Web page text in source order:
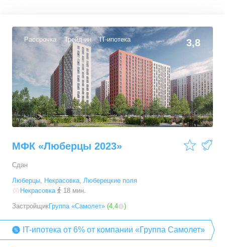
Рассрочка Трейд-ин IT-ипотека 3,8
МФК «Люберцы 2023»
Сдан
Люберцы, Некрасовка, Люберецкие поля
Некрасовка
18 мин.
ЗастройщикГруппа «Самолет» (4,4 )
IT-ипотека от 6% от компании «Группа Самолет»